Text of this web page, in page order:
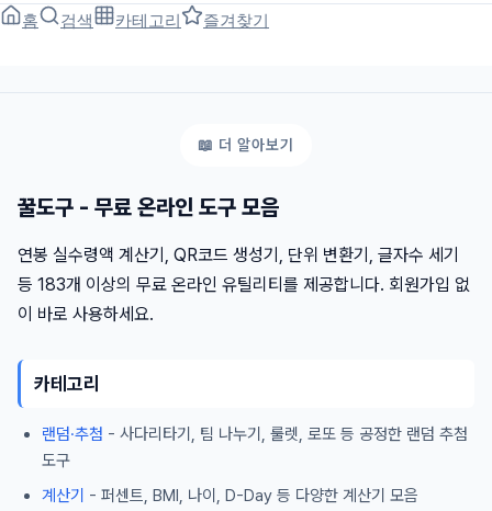
홈
검색 카테고리 즐겨찾기
꿀도구 - 무료 온라인 도구 모음
연봉 실수령액 계산기, QR코드 생성기, 단위 변환기, 글자수 세기
등 183개 이상의 무료 온라인 유틸리티를 제공합니다. 회원가입 없
이 바로 사용하세요.
카테고리
랜덤·추첨 - 사다리타기, 팀 나누기, 룰렛, 로또 등 공정한 랜덤 추첨
도구
계산기 - 퍼센트, BMI, 나이, D-Day 등 다양한 계산기 모음